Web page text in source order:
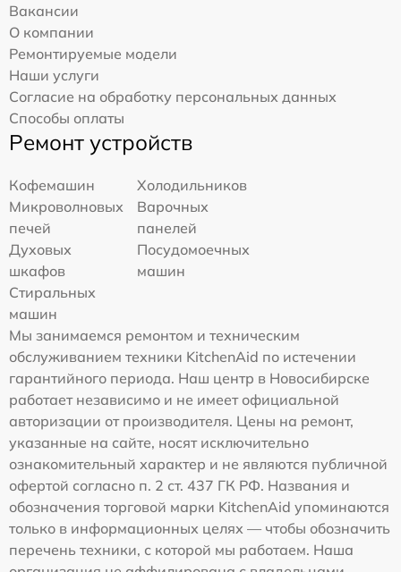
Вакансии
О компании
Ремонтируемые модели
Наши услуги
Согласие на обработку персональных данных
Способы оплаты
Ремонт устройств
Кофемашин
Холодильников
Микроволновых
печей
Варочных
панелей
Духовых
шкафов
Посудомоечных
машин
Стиральных
машин
Мы занимаемся ремонтом и техническим
обслуживанием техники KitchenAid по истечении
гарантийного периода. Наш центр в Новосибирске
работает независимо и не имеет официальной
авторизации от производителя. Цены на ремонт,
указанные на сайте, носят исключительно
ознакомительный характер и не являются публичной
офертой согласно п. 2 ст. 437 ГК РФ. Названия и
обозначения торговой марки KitchenAid упоминаются
только в информационных целях — чтобы обозначить
перечень техники, с которой мы работаем. Наша